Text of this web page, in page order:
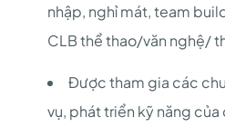
nhập, nghỉ mát, team
CLB thể thao/văn nghệ/
Được tham gia các
vụ, phát triển kỹ năng của